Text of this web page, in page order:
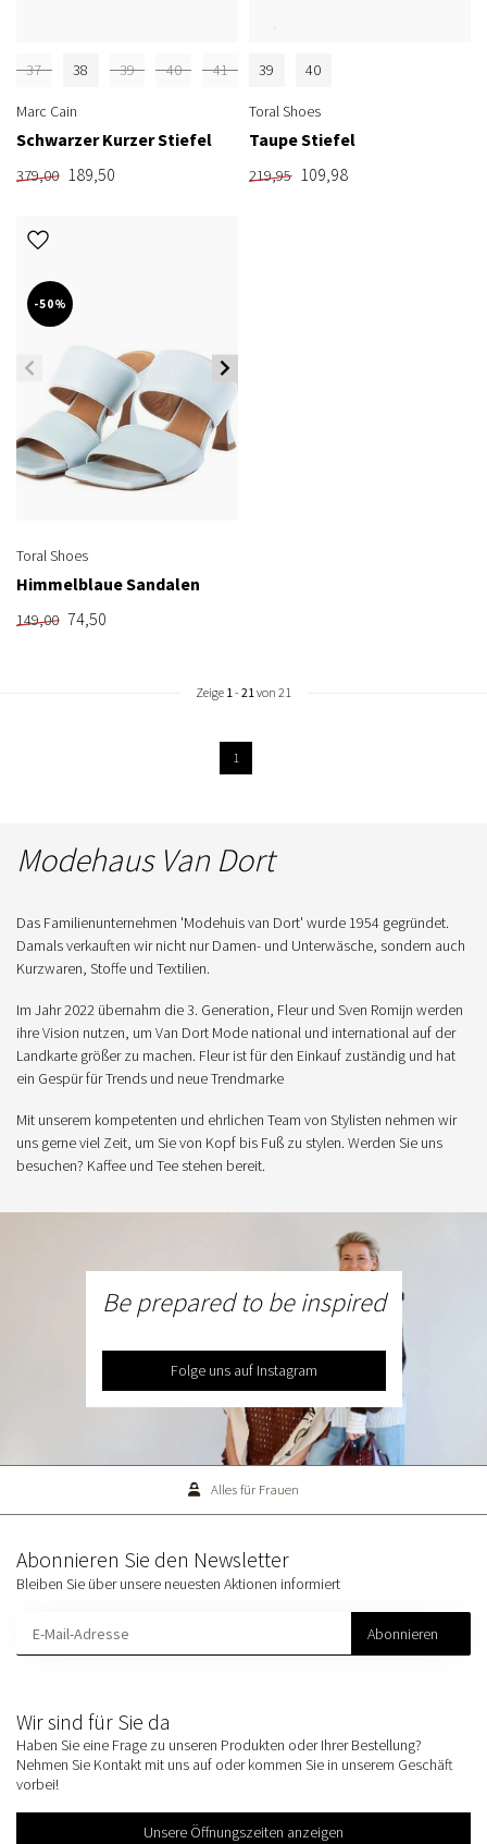
37 38 39 40 41
Marc Cain
Schwarzer Kurzer Stiefel
379,00 189,50
39 40
Toral Shoes
Taupe Stiefel
219,95 109,98
-50%
Toral Shoes
Himmelblaue Sandalen
149,00 74,50
Zeige 1- 21von 21
1
Modehaus Van Dort
Das Familienunternehmen 'Modehuis van Dort' wurde 1954 gegründet.
Damals verkauften wir nicht nur Damen- und Unterwäsche, sondern auch
Kurzwaren, Stoffe und Textilien.
Im Jahr 2022 übernahm die 3. Generation, Fleur und Sven Romijn werden
ihre Vision nutzen, um Van Dort Mode national und international auf der
Landkarte größer zu machen. Fleur ist für den Einkauf zuständig und hat
ein Gespür für Trends und neue Trendmarke
Mit unserem kompetenten und ehrlichen Team von Stylisten nehmen wir
uns gerne viel Zeit, um Sie von Kopf bis Fuß zu stylen. Werden Sie uns
besuchen? Kaffee und Tee stehen bereit.
Be prepared to be inspired
Folge uns auf Instagram
Alles für Frauen
Wir sind für Sie da
Haben Sie eine Frage zu unseren Produkten oder Ihrer Bestellung?
Nehmen Sie Kontakt mit uns auf oder kommen Sie in unserem Geschäft
vorbei!
Unsere Öffnungszeiten anzeigen
Abonnieren Sie den Newsletter
Bleiben Sie über unsere neuesten Aktionen informiert
Abonnieren